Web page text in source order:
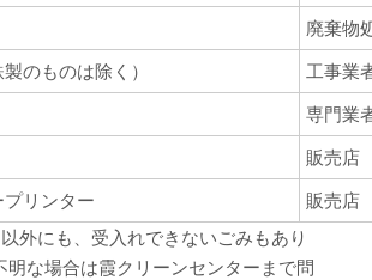
廃棄物
のものは除く）
工事業
専門業
販売店
プリンター
販売店
外にも、受入れできないごみもあり
明な場合は霞クリーンセンターまで問